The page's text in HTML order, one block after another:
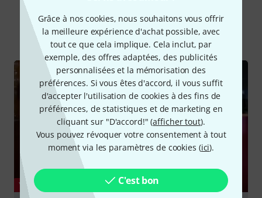
Grâce à nos cookies, nous souhaitons vous offrir
la meilleure expérience d'achat possible, avec
tout ce que cela implique. Cela inclut, par
exemple, des offres adaptées, des publicités
personnalisées et la mémorisation des
préférences. Si vous êtes d'accord, il vous suffit
d'accepter l'utilisation de cookies à des fins de
préférences, de statistiques et de marketing en
cliquant sur "D'accord!" (afficher tout).
Vous pouvez révoquer votre consentement à tout
moment via les paramètres de cookies (ici).
C'est bon
Le saviez-vous?
Tout Vidéos Guides Rapports de test
YOUTUBE